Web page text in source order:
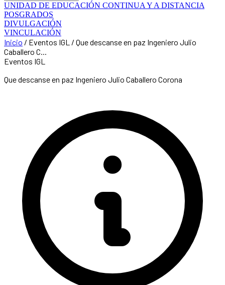
UNIDAD DE EDUCACIÓN CONTINUA Y A DISTANCIA
POSGRADOS
DIVULGACIÓN
VINCULACIÓN
Inicio / Eventos IGL / Que descanse en paz Ingeniero Julio
Caballero C...
Eventos IGL
Que descanse en paz Ingeniero Julio Caballero Corona